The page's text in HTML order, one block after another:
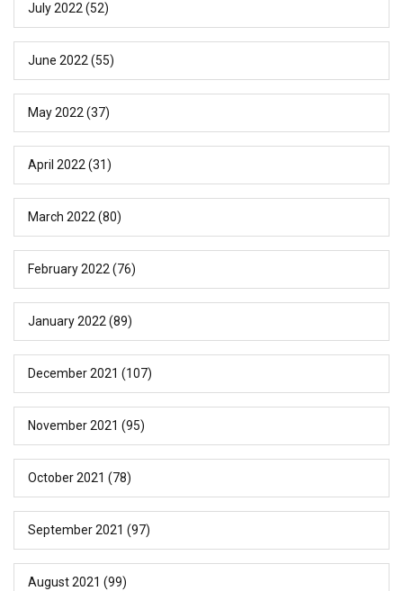
July 2022(52)
June 2022(55)
May 2022(37)
April 2022(31)
March 2022(80)
February 2022(76)
January 2022(89)
December 2021 (107)
November 2021 (95)
October 2021 (78)
September 2021 (97)
August 2021 (99)